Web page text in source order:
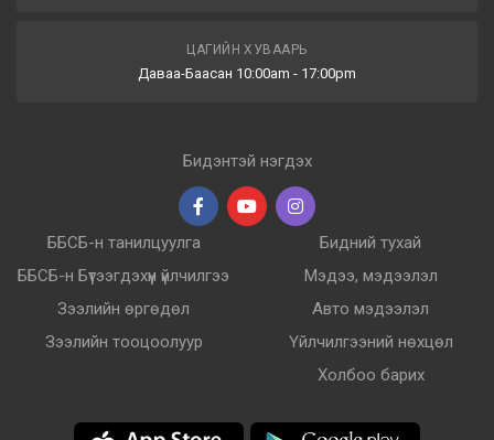
ЦАГИЙН ХУВААРЬ
Даваа-Баасан 10:00am - 17:00pm
Бидэнтэй нэгдэх
ББСБ-н танилцуулга
ББСБ-н Бүтээгдэхүүн үйлчилгээ
Зээлийн өргөдөл
Зээлийн тооцоолуур
Бидний тухай
Мэдээ, мэдээлэл
Авто мэдээлэл
Үйлчилгээний нөхцөл
Холбоо барих